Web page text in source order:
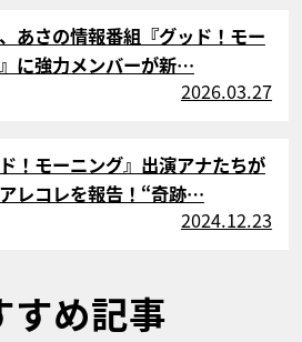
あさの情報番組『グッド！モー
に強力メンバーが新…
2026.03.27
ド！モーニング』出演アナたちが
レコレを報告！“奇跡…
2024.12.23
すめ記事